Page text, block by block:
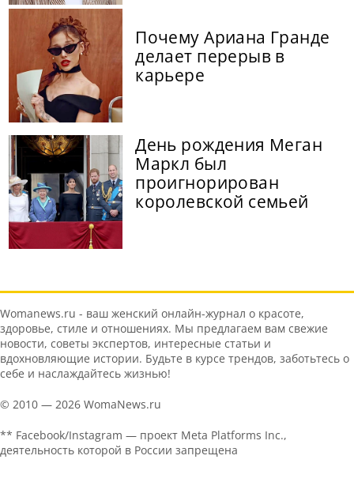
Почему Ариана Гранде
делает перерыв в
карьере
День рождения Меган
Маркл был
проигнорирован
королевской семьей
Womanews.ru - ваш женский онлайн-журнал о красоте,
здоровье, стиле и отношениях. Мы предлагаем вам свежие
новости, советы экспертов, интересные статьи и
вдохновляющие истории. Будьте в курсе трендов, заботьтесь о
себе и наслаждайтесь жизнью!
© 2010 — 2026 WomaNews.ru
** Facebook/Instagram — проект Meta Platforms Inc.,
деятельность которой в России запрещена